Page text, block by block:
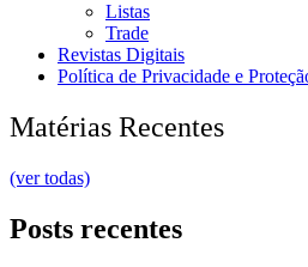
Listas
Trade
Revistas Digitais
Política de Privacidade e
Matérias Recentes
(ver todas)
Posts recentes